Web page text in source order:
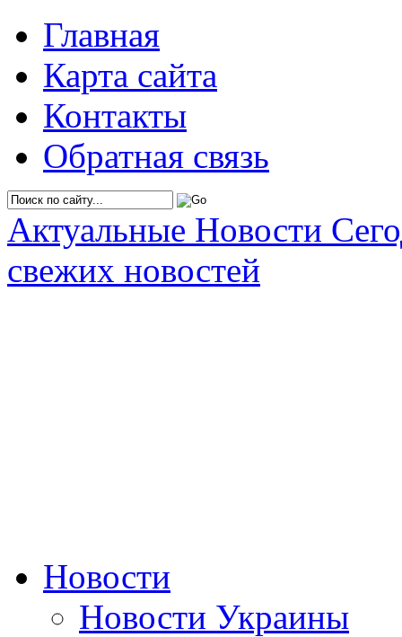
Главная
Карта сайта
Контакты
Обратная связь
Актуальные Новости
свежих новостей
Новости
Новости Украины